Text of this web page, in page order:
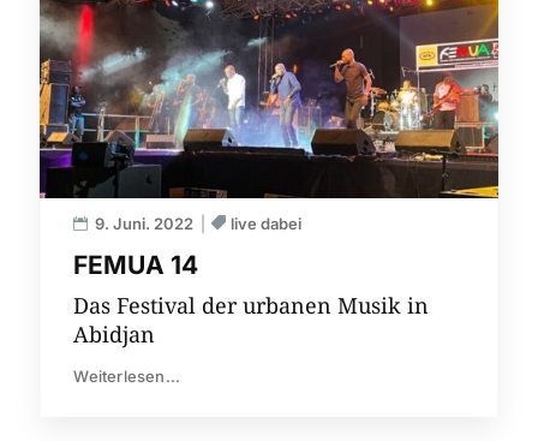
FEMUA 14
9. Juni. 2022 live dabei
Das Festival der urbanen Musik in
Abidjan
Weiterlesen...